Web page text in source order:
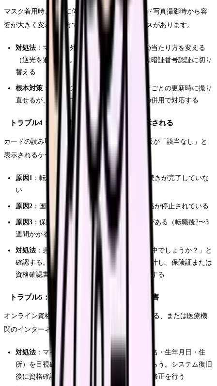
マスク着用時、大幅に体重が変化した方、カード写真撮影時から容
姿が大きく変わった方で顔認証が失敗するケースがあります。
対処法 ：マスクを外して再試行する。照明の当たり方を変える
（逆光を避ける）。それでも失敗する場合は暗証番号認証に切り
替える
根本対策 ：マイナンバーカードの写真は10年ごとの更新時に撮り
直せるが、それまでの間は暗証番号認証との併用で対応する
トラブル4：資格情報が「該当なし」と表示される
カードの読み取りは成功するが、保険資格の情報が「該当なし」と
表示されるケースです。
原因1 ：転職直後で新しい保険者への登録手続きが完了していな
い
原因2 ：国民健康保険の保険料を滞納し、資格が停止されている
原因3 ：保険者側のデータ反映にタイムラグがある（転職後2〜3
週間かかることがある）
対処法 ：患者さんに「保険の切り替え手続き中でしょうか？」と
確認する。手続き中であれば、自費で一時会計し、保険証または
資格確認書が届いた時点で精算する旨を案内する
トラブル5：システム障害・ネットワーク障害
オンライン資格確認システム自体がダウンしている、または医療機
関のインターネット回線が不通の場合です。
対処法 ：マイナンバーカードの券面情報（氏名・生年月日・住
所）を目視確認し、資格申立書に記入してもらう。システム復旧
後に資格確認を行い、必要に応じてレセプト修正を行う